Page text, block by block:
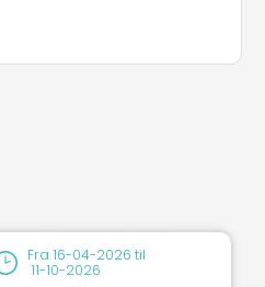
Fra 16-04-2026 til
11-10-2026